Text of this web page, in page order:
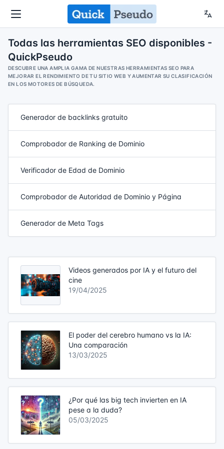
Todas las herramientas SEO disponibles -
QuickPseudo
DESCUBRE UNA AMPLIA GAMA DE NUESTRAS HERRAMIENTAS SEO PARA
MEJORAR EL RENDIMIENTO DE TU SITIO WEB Y AUMENTAR SU CLASIFICACIÓN
EN LOS MOTORES DE BÚSQUEDA.
Generador de backlinks gratuito
Comprobador de Ranking de Dominio
Verificador de Edad de Dominio
Comprobador de Autoridad de Dominio y Página
Generador de Meta Tags
Videos generados por IA y el futuro del
cine
19/04/2025
El poder del cerebro humano vs la IA:
Una comparación
13/03/2025
¿Por qué las big tech invierten en IA
pese a la duda?
05/03/2025